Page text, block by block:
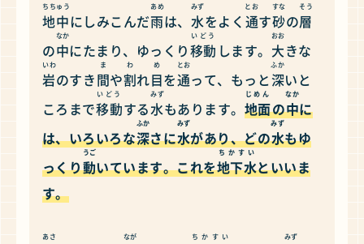
地中
ちちゅう
にしみこんだ雨
あめ
は、 水
みず
をよく 通
とお
す砂
すな
の層
そう
の中
なか
にたまり、ゆっくり移動
いどう
します。 大
おお
きな
岩
いわ
のすき間
ま
や割
わ
れ目
め
を通
とお
って、もっと 深
ふか
いと
ころまで移動
いどう
する水
みず
もあります。 地面
じめん
の中
なか
に
は、いろいろな深
ふか
さに水
みず
があり、どの水
みず
もゆ
っくり動
うご
いています。これを地下水
ちかすい
といいま
す。
あさ なが ちかすい みず